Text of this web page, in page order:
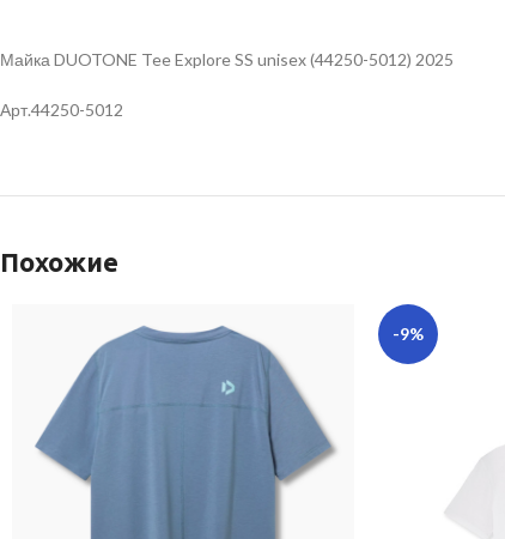
Майка DUOTONE Tee Explore SS unisex (44250-5012) 2025
Арт.44250-5012
Похожие
-9%